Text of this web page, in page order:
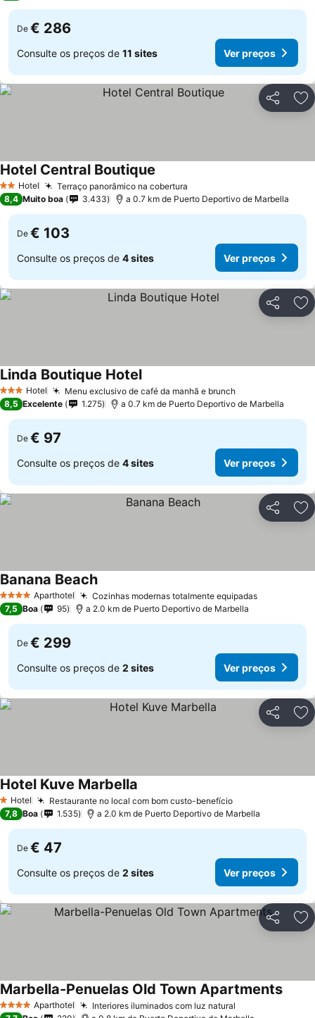
De € 286
Consulte os preços de 11 sites Ver preços
Partilhar
2 Estrelas
Hotel Terraço panorâmico na cobertura
Hotel Central Boutique
8,4 Muito boa 3.433 a 0.7 km de Puerto Deportivo de Marbella
De € 103
Consulte os preços de 4 sites Ver preços
Partilhar
3 EstrelasHotel Menu exclusivo de café da manhã e brunch
Linda Boutique Hotel
8,5 Excelente 1.275 a 0.7 km de Puerto Deportivo de Marbella
De € 97
Consulte os preços de 4 sites Ver preços
Partilhar
4 EstrelasAparthotel Cozinhas modernas totalmente equipadas
Banana Beach
7,5 Boa 95 a 2.0 km de Puerto Deportivo de Marbella
De € 299
Consulte os preços de 2 sites Ver preços
Partilhar
1 Estrelas
Hotel Restaurante no local com bom custo-benefício
Hotel Kuve Marbella
7,8 Boa 1.535 a 2.0 km de Puerto Deportivo de Marbella
De € 47
Consulte os preços de 2 sites Ver preços
Partilhar
4 EstrelasAparthotel Interiores iluminados com luz natural
Marbella-Penuelas Old Town Apartments